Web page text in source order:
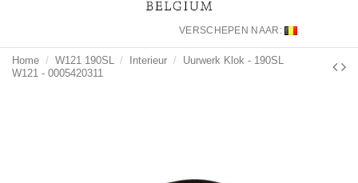
VERSCHEPEN NAAR:
Home W121 190SL Interieur
Uurwerk Klok - 190SL
W121 - 0005420311